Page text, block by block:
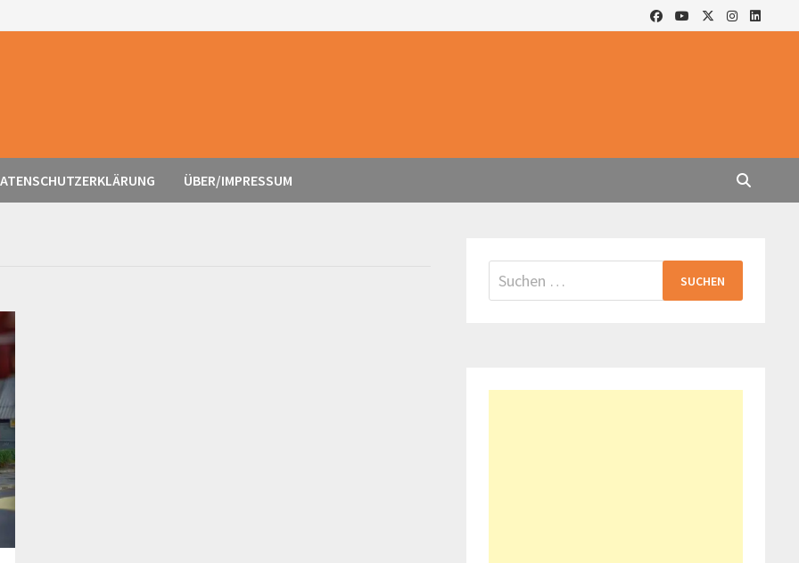
ÜBER/IMPRESSUM
Suchen
nach: